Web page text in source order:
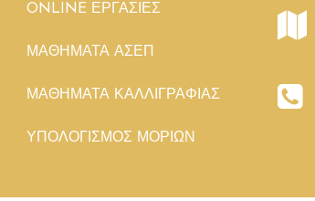
ONLINE ΕΡΓΑΣΙΕΣ
ΜΑΘΗΜΑΤΑ ΑΣΕΠ
ΜΑΘΗΜΑΤΑ ΚΑΛΛΙΓΡΑΦΙΑΣ
ΥΠΟΛΟΓΙΣΜΟΣ ΜΟΡΙΩΝ